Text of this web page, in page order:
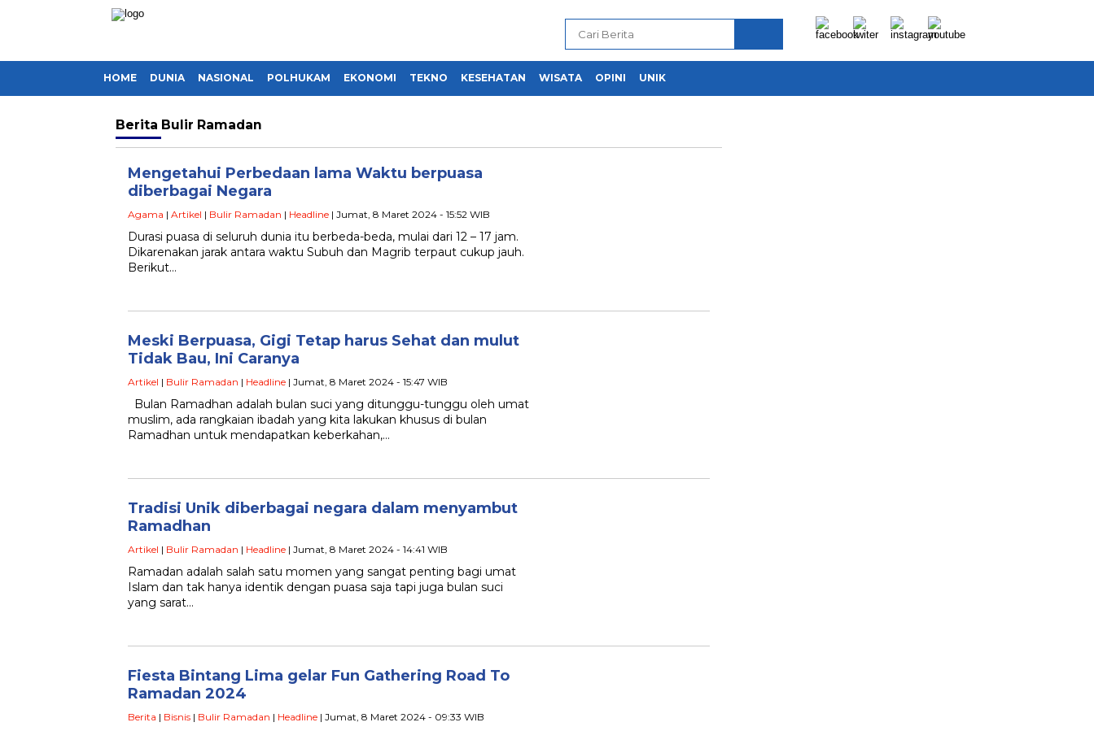
HOME DUNIA NASIONAL POLHUKAM EKONOMI TEKNO KESEHATAN WISATA OPINI UNIK
Berita Bulir Ramadan
Mengetahui Perbedaan lama Waktu berpuasa
diberbagai Negara
Agama | Artikel | Bulir Ramadan | Headline | Jumat, 8 Maret 2024 - 15:52 WIB
Durasi puasa di seluruh dunia itu berbeda-beda, mulai dari 12 – 17 jam.
Dikarenakan jarak antara waktu Subuh dan Magrib terpaut cukup jauh.
Berikut…
Meski Berpuasa, Gigi Tetap harus Sehat dan mulut
Tidak Bau, Ini Caranya
Artikel | Bulir Ramadan | Headline | Jumat, 8 Maret 2024 - 15:47 WIB
Bulan Ramadhan adalah bulan suci yang ditunggu-tunggu oleh umat
muslim, ada rangkaian ibadah yang kita lakukan khusus di bulan
Ramadhan untuk mendapatkan keberkahan,…
Tradisi Unik diberbagai negara dalam menyambut
Ramadhan
Artikel | Bulir Ramadan | Headline | Jumat, 8 Maret 2024 - 14:41 WIB
Ramadan adalah salah satu momen yang sangat penting bagi umat
Islam dan tak hanya identik dengan puasa saja tapi juga bulan suci
yang sarat…
Fiesta Bintang Lima gelar Fun Gathering Road To
Ramadan 2024
Berita | Bisnis | Bulir Ramadan | Headline | Jumat, 8 Maret 2024 - 09:33 WIB